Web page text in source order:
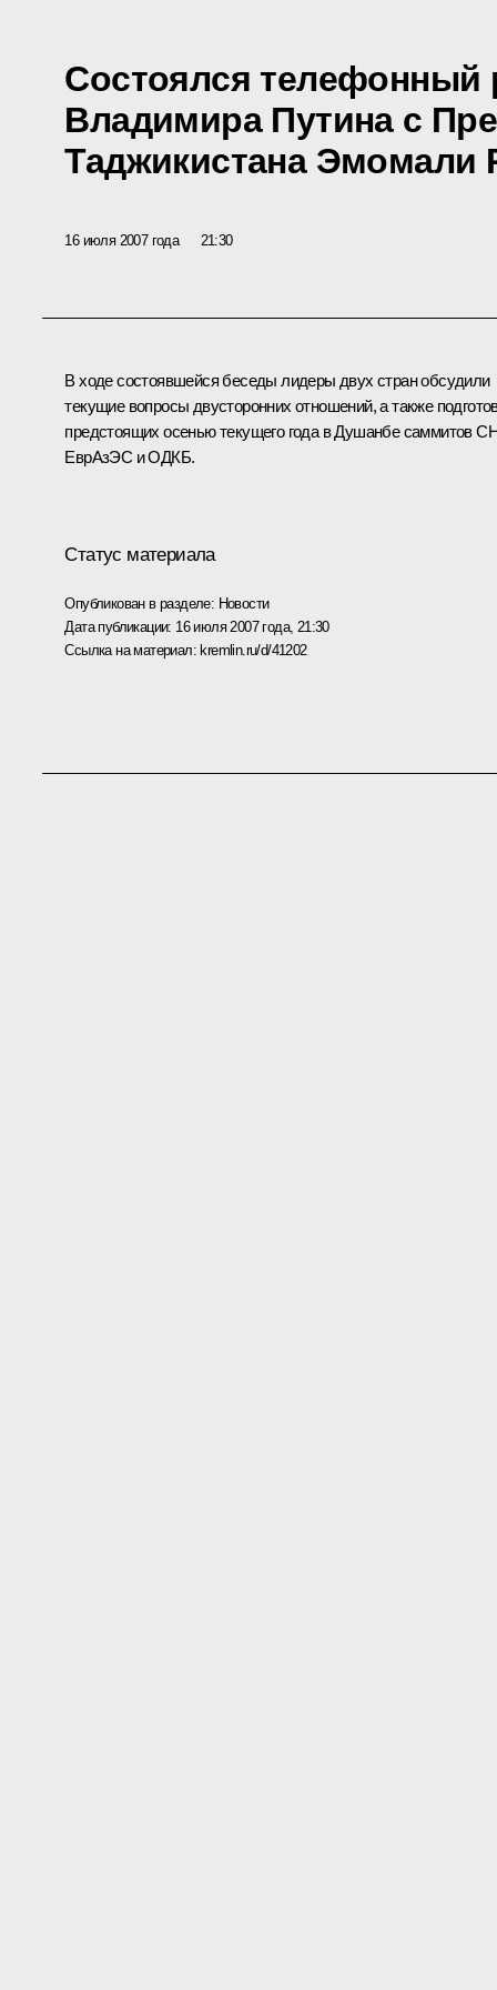
Состоялся телефонный
Владимира Путина с
Таджикистана Эмомали
16 июля 2007 года 21:30
В ходе состоявшейся беседы лидеры двух стран обсудили
текущие вопросы двусторонних отношений, а также
предстоящих осенью текущего года в Душанбе саммитов
ЕврАзЭС и ОДКБ.
Статус материала
Опубликован в разделе: Новости
Дата публикации: 16 июля 2007 года, 21:30
Ссылка на материал:kremlin.ru/d/41202